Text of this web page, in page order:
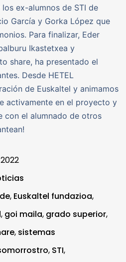
ex-alumnos de STI de
García y Gorka López que
Para finalizar, Eder
Ikastetxea y
share, ha presentado el
Desde HETEL
de Euskaltel y animamos
activamente en el proyecto y
con el alumnado de otros
, Euskaltel fundazioa,
, goi maila, grado superior,
, sistemas
, STI,